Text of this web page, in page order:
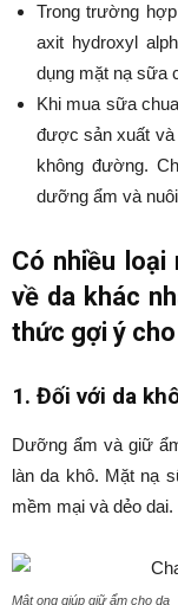
Trong trường
axit hydroxyl
dụng mặt nạ sữa
Khi mua sữa
được sản xuất và
không đường.
dưỡng ẩm và
Có nhiều
về da khác
thức gợi ý cho
1. Đối với da
Dưỡng ẩm và giữ
làn da khô. Mặt nạ
mềm mại và dẻo dai.
Mật ong giúp giữ ẩm cho da